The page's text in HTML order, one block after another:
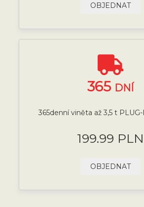
OBJEDNAT
365 DNÍ
365denní viněta až 3,5 t
199.99 PLN
OBJEDNAT